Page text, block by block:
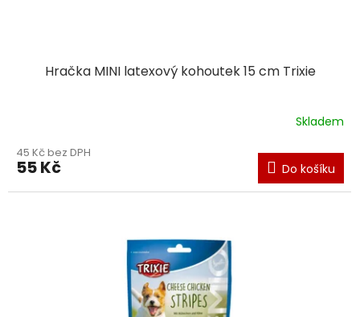
Hračka MINI latexový kohoutek 15 cm Trixie
Skladem
45 Kč bez DPH
55 Kč Do košíku